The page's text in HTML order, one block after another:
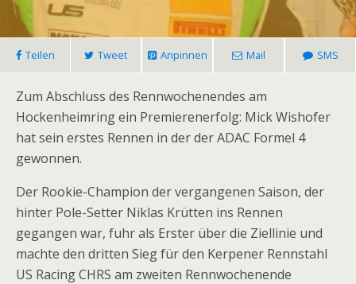
Teilen Tweet Anpinnen Mail SMS
Zum Abschluss des Rennwochenendes am
Hockenheimring ein Premierenerfolg: Mick Wishofer
hat sein erstes Rennen in der der ADAC Formel 4
gewonnen.
Der Rookie-Champion der vergangenen Saison, der
hinter Pole-Setter Niklas Krütten ins Rennen
gegangen war, fuhr als Erster über die Ziellinie und
machte den dritten Sieg für den Kerpener Rennstahl
US Racing CHRS am zweiten Rennwochenende